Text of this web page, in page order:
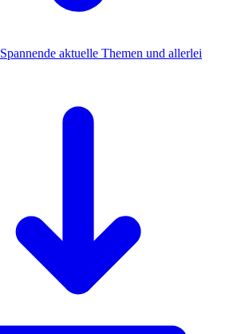
Spannende aktuelle Themen und allerlei